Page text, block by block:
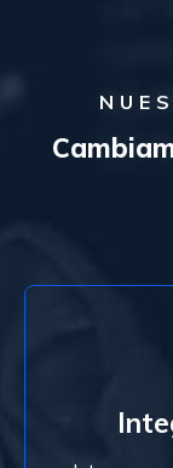
Desde el
Crédito,
pago.